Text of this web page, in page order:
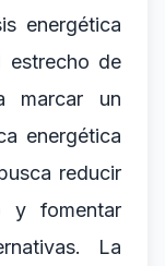
energética
estrecho de
marcar un
energética
reducir
y fomentar
La